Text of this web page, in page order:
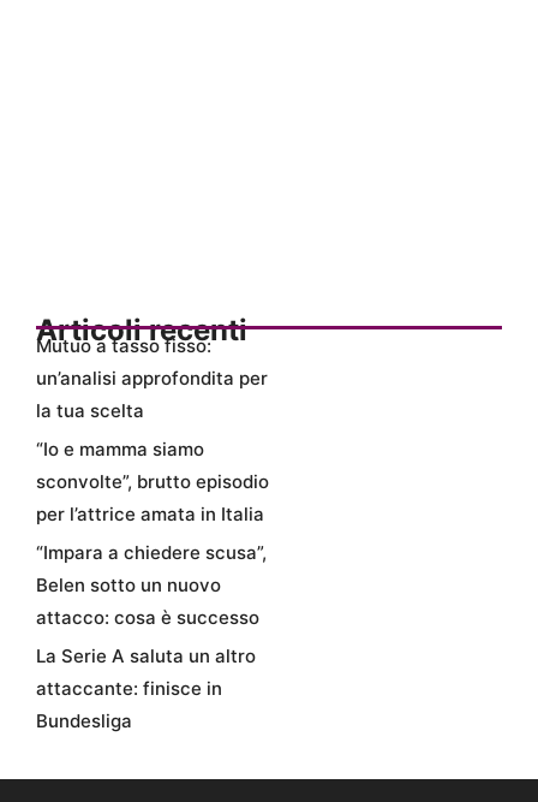
Articoli recenti
Mutuo a tasso fisso:
un’analisi approfondita per
la tua scelta
“Io e mamma siamo
sconvolte”, brutto episodio
per l’attrice amata in Italia
“Impara a chiedere scusa”,
Belen sotto un nuovo
attacco: cosa è successo
La Serie A saluta un altro
attaccante: finisce in
Bundesliga